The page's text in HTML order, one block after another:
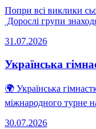
Попри всі виклики
Дорослі групи
31.07.2026
Українська
🌍 Українська
міжнародного турне
30.07.2026